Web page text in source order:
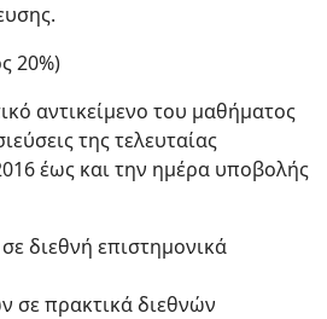
20%)
αντικείμενο του μαθήματος
της τελευταίας
έως και την ημέρα υποβολής
διεθνή επιστημονικά
σε πρακτικά διεθνών